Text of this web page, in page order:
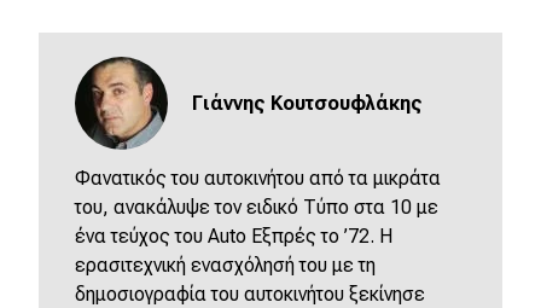
Γιάννης Κουτσουφλάκης
Φανατικός του αυτοκινήτου από τα μικράτα
του, ανακάλυψε τον ειδικό Τύπο στα 10 με
ένα τεύχος του Αuto Εξπρές το ’72. Η
ερασιτεχνική ενασχόλησή του με τη
δημοσιογραφία του αυτοκινήτου ξεκίνησε